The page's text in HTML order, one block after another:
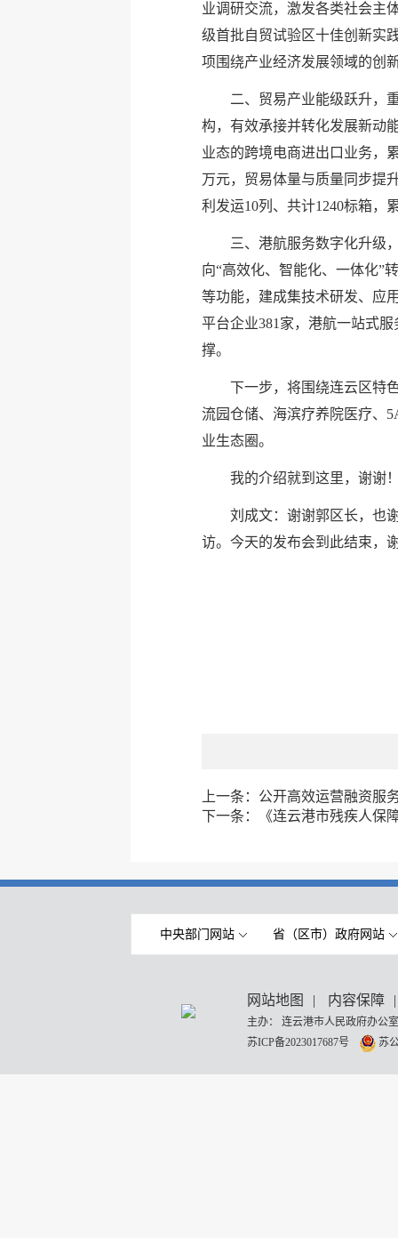
业调研交流，激发各类社会主
级首批自贸试验区十佳创新实
项围绕产业经济发展领域的创
二、贸易产业能级跃升，
构，有效承接并转化发展新动
业态的跨境电商进出口业务，
万元，贸易体量与质量同步提
利发运10列、共计1240标箱，
三、港航服务数字化升级
向“高效化、智能化、一体化”
等功能，建成集技术研发、应
平台企业381家，港航一站式
撑。
下一步，将围绕连云区特
流园仓储、海滨疗养院医疗、
业生态圈。
我的介绍就到这里，谢谢
刘成文：谢谢郭区长，也
访。今天的发布会到此结束，
上一条： 公开高效运营融资服
下一条：
《连云港市残疾人保
中央部门网站 省（区市）政府网站
网站地图 | 内容保障 |
主办： 连云港市人民政府办
苏ICP备2023017687号
苏